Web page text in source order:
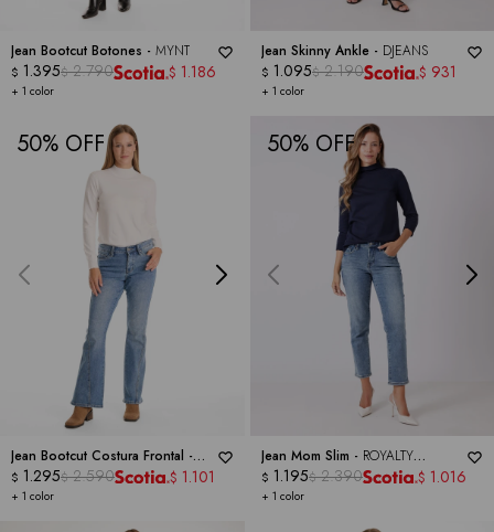
Jean Bootcut Botones - MYNT
+ 1 color
$ 1.395$ 2.790 $ 1.186
Jean Skinny Ankle - DJEANS
+ 1 color
$ 1.095$ 2.190 $ 931
50
Jean Bootcut Costura Frontal -
ROYALTY COLLECTION
+ 1 color
$ 1.295$ 2.590 $ 1.101
50
Jean Mom Slim - ROYALTY
COLLECTION
+ 1 color
$ 1.195$ 2.390 $ 1.016